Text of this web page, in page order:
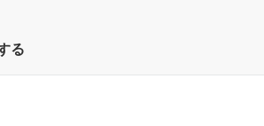
る